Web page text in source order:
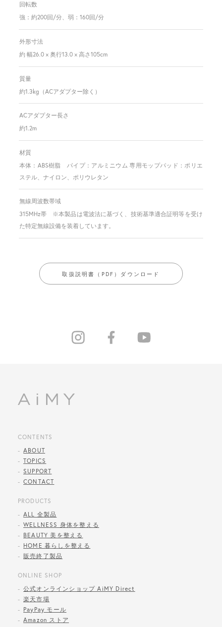
回転数
強：約200回/分、弱：160回/分
外形寸法
約 幅26.0 × 奥行13.0 × 高さ105cm
質量
約1.3kg（ACアダプター除く）
ACアダプター長さ
約1.2m
材質
本体：ABS樹脂 パイプ：アルミニウム 専用モップパッド：ポリエ
ステル、ナイロン、ポリウレタン
無線周波数帯域
315MHz帯 ※本製品は電波法に基づく、技術基準適合証明等を受け
た特定無線設備を装着しています。
取扱説明書（PDF）ダウンロード
CONTENTS
ABOUT
TOPICS
SUPPORT
CONTACT
PRODUCTS
ALL 全製品
WELLNESS 身体を整える
BEAUTY 美を整える
HOME 暮らしを整える
販売終了製品
ONLINE SHOP
公式オンラインショップ AiMY Direct
楽天市場
PayPay モール
Amazon ストア